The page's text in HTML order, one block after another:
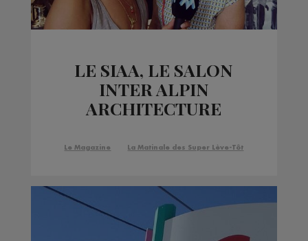
LE SIAA, LE SALON
INTER ALPIN
ARCHITECTURE
AUJOURD'HUI, JEUDI
ET DIMANCHE, A
MEGEVE !!!!
Le Magazine La Matinale des Super Lève-Tôt